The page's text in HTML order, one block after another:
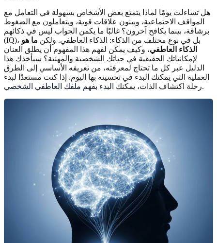
هل تساءلت يومًا لماذا يتمتع بعض الأشخاص بسهولة في التعامل مع
المواقف الاجتماعية، ويبنون علاقات قوية، ويتعاملون مع الضغوط
برشاقة، بينما يكافح آخرون؟ غالبًا ما يكمن الجواب ليس في ذكائهم
(IQ)، بل في نوع مختلف من الذكاء: الذكاء العاطفي. ولكن ما هو
الذكاء العاطفي، وكيف يمكن لفهم هذا المفهوم أن يطلق العنان
لإمكانياتك الحقيقية في حياتك الشخصية والمهنية؟ سيأخذك هذا
الدليل عبر كل ما تحتاج لمعرفته، من تعريفه الأساسي إلى الطرق
العملية التي يمكنك البدء في تحسينه بها اليوم. إذا كنت مستعدًا لبدء
رحلة اكتشاف الذات، يمكنك البدء بفهم ملفك العاطفي الشخصي .